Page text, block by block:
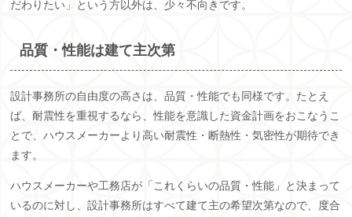
だわりたい」という方以外は、少々不向きです。
品質・性能は建て主次第
設計事務所の自由度の高さは、品質・性能でも同様です。たとえ
ば、耐震性を重視するなら、性能を意識した資金計画をおこなうこ
とで、ハウスメーカーより高い耐震性・断熱性・気密性が期待でき
ます。
ハウスメーカーや工務店が「これくらいの品質・性能」と決まって
いるのに対し、設計事務所はすべて建て主の希望次第なので、度合